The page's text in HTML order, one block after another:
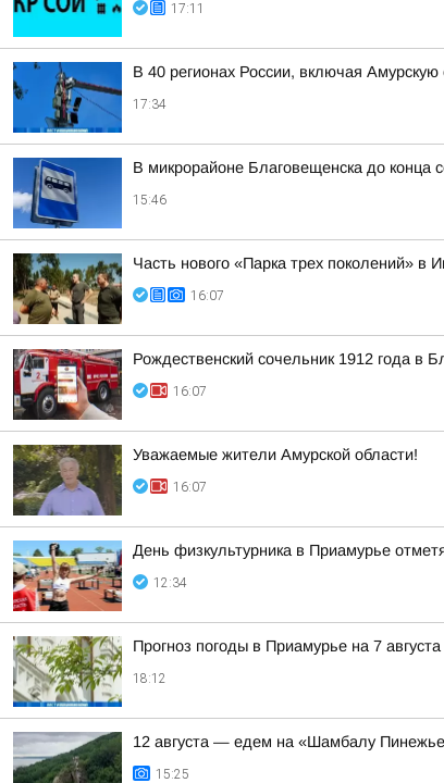
17:11
В 40 регионах России, включая
17:34
В микрорайоне Благовещенска до конца
15:46
Часть нового «Парка трех поколений» в
16:07
Рождественский сочельник 1912 года в
16:07
Уважаемые жители Амурской области!
16:07
День физкультурника в Приамурье
12:34
Прогноз погоды в Приамурье на 7 августа
18:12
12 августа — едем на «Шамбалу
15:25